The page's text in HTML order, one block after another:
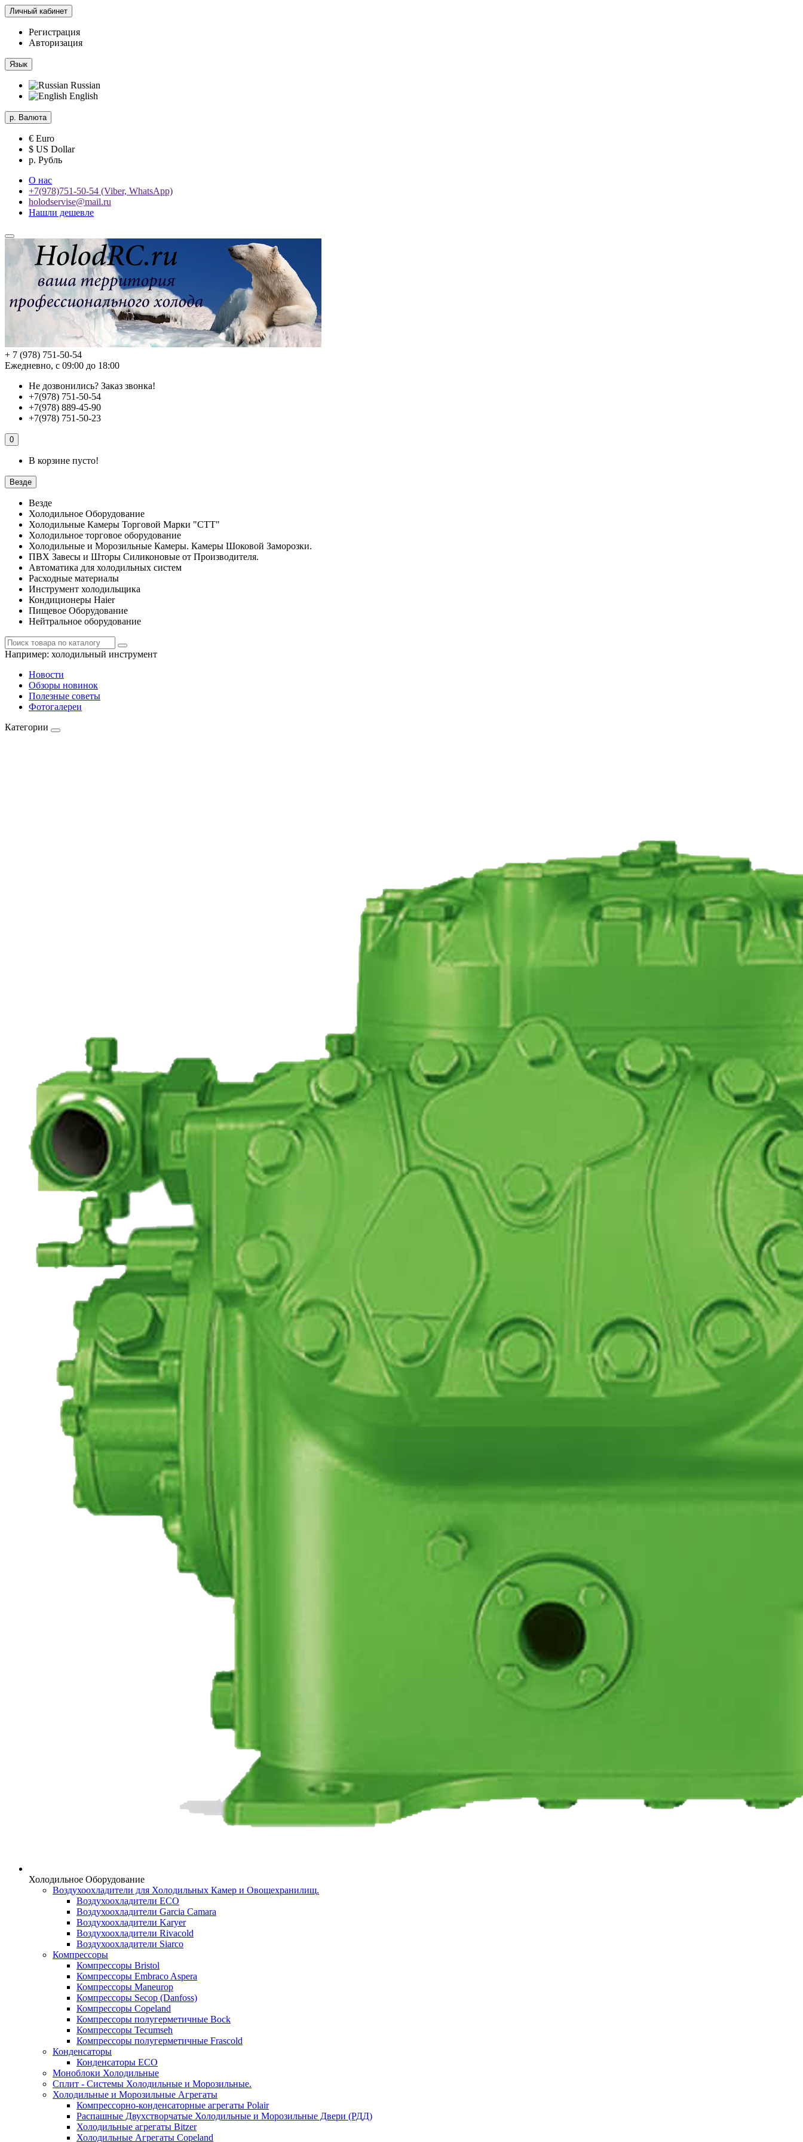
Личный кабинет
Регистрация
Авторизация
Язык
Russian
English
р. Валюта
€ Euro
$ US Dollar
р. Рубль
О нас
+7(978)751-50-54 (Viber, WhatsApp)
holodservise@mail.ru
Нашли дешевле
+ 7 (978) 751-50-54
Ежедневно, с 09:00 до 18:00
Не дозвонились? Заказ звонка!
+7(978) 751-50-54
+7(978) 889-45-90
+7(978) 751-50-23
0
В корзине пусто!
Везде
Везде
Холодильное Оборудование
Холодильные Камеры Торговой Марки "СТТ"
Холодильное торговое оборудование
Холодильные и Морозильные Камеры. Камеры Шоковой Заморозки.
ПВХ Завесы и Шторы Силиконовые от Производителя.
Автоматика для холодильных систем
Расходные материалы
Инструмент холодильщика
Кондиционеры Haier
Пищевое Оборудование
Нейтральное оборудование
Например: холодильный инструмент
Новости
Обзоры новинок
Полезные советы
Фотогалереи
Категории
Холодильное Оборудование
Воздухоохладители для Холодильных Камер и Овощехранилищ.
Воздухоохладители ECO
Воздухоохладители Garcia Camara
Воздухоохладители Karyer
Воздухоохладители Rivacold
Воздухоохладители Siarco
Компрессоры
Компрессоры Bristol
Компрессоры Embraco Aspera
Компрессоры Maneurop
Компрессоры Secop (Danfoss)
Компрессоры Copeland
Компрессоры полугерметичные Bock
Компрессоры Tecumseh
Компрессоры полугерметичные Frascold
Конденсаторы
Конденсаторы ECO
Моноблоки Холодильные
Сплит - Системы Холодильные и Морозильные.
Холодильные и Морозильные Агрегаты
Компрессорно-конденсаторные агрегаты Polair
Распашные Двухстворчатые Холодильные и Морозильные Двери (РДД)
Холодильные агрегаты Bitzer
Холодильные Агрегаты Copeland